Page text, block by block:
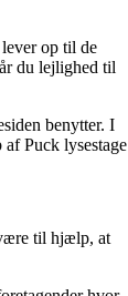
op til de
du lejlighed til
benytter. I
Puck lysestage
til hjælp, at